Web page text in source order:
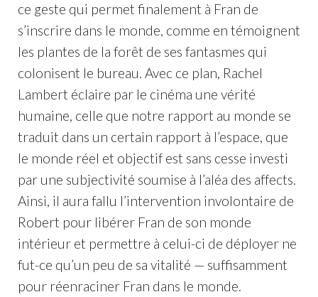
ce geste qui permet finalement à Fran de
s’inscrire dans le monde, comme en témoignent
les plantes de la forêt de ses fantasmes qui
colonisent le bureau. Avec ce plan, Rachel
Lambert éclaire par le cinéma une vérité
humaine, celle que notre rapport au monde se
traduit dans un certain rapport à l’espace, que
le monde réel et objectif est sans cesse investi
par une subjectivité soumise à l’aléa des affects.
Ainsi, il aura fallu l’intervention involontaire de
Robert pour libérer Fran de son monde
intérieur et permettre à celui-ci de déployer ne
fut-ce qu’un peu de sa vitalité — suffisamment
pour réenraciner Fran dans le monde.